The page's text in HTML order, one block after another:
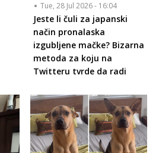
Tue, 28 Jul 2026 - 16:04
Jeste li čuli za japanski
način pronalaska
izgubljene mačke? Bizarna
metoda za koju na
Twitteru tvrde da radi